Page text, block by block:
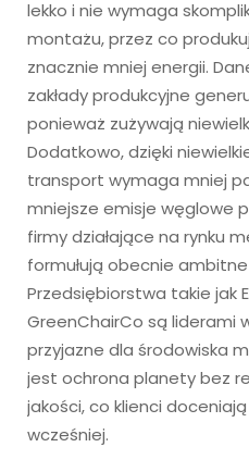
lekko i nie wymaga
montażu, przez co
znacznie mniej energii.
zakłady produkcyjne
ponieważ zużywają
Dodatkowo, dzięki
transport wymaga mniej
mniejsze emisje węglowe
firmy działające na rynku
formułują obecnie
Przedsiębiorstwa takie jak
GreenChairCo są liderami
przyjazne dla środowiska
jest ochrona planety bez
jakości, co klienci
wcześniej.